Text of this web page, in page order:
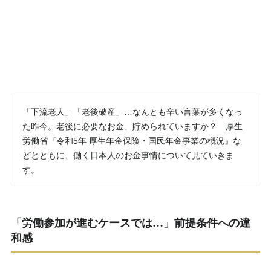
「下流老人」「老後破産」…なんとも辛い言葉が多くなっ
た昨今。老後に必要なお金、貯められていますか？ 厚生
労働省『令和5年 厚生年金保険・国民年金事業の概況』な
どとともに、働く日本人のお金事情について見ていきま
す。
「労働参加が進むケースでは…」前提条件への違
和感